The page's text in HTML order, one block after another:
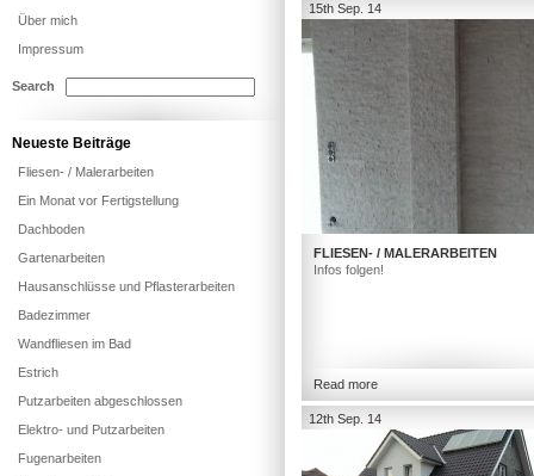
15th Sep. 14
FLIESEN- / MALERARBEITEN
Infos folgen!
Read more
12th Sep. 14
Über mich
Impressum
Search
Neueste Beiträge
Fliesen- / Malerarbeiten
Ein Monat vor Fertigstellung
Dachboden
Gartenarbeiten
Hausanschlüsse und Pflasterarbeiten
Badezimmer
Wandfliesen im Bad
Estrich
Putzarbeiten abgeschlossen
Elektro- und Putzarbeiten
Fugenarbeiten